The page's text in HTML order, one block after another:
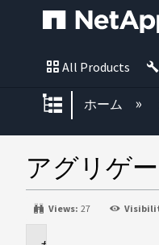
All Products
グロー
ホーム
アグリゲ
Views: 27